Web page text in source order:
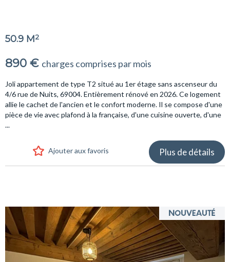
50.9 M2
890 € charges comprises par mois
Joli appartement de type T2 situé au 1er étage sans ascenseur du
4/6 rue de Nuits, 69004. Entièrement rénové en 2026. Ce logement
allie le cachet de l'ancien et le confort moderne. Il se compose d'une
pièce de vie avec plafond à la française, d'une cuisine ouverte, d'une
...
Ajouter aux favoris Plus de détails